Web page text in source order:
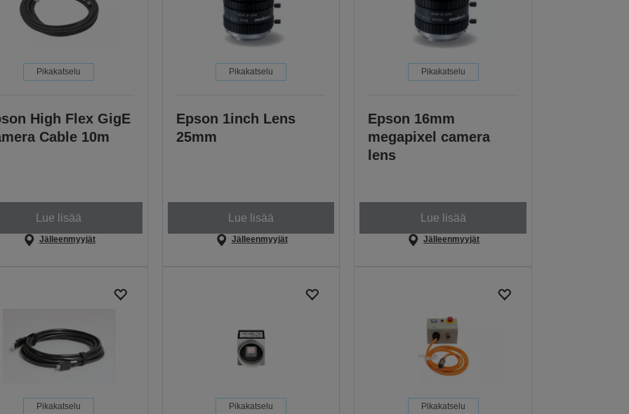
Pikakatselu
High Flex GigE
Cable 10m
Lue lisää
Jälleenmyyjät
Pikakatselu
Epson 1inch Lens
25mm
Lue lisää
Jälleenmyyjät
Pikakatselu
Epson 16mm
megapixel camera
lens
Lue lisää
Jälleenmyyjät
Pikakatselu Pikakatselu Pikakatselu